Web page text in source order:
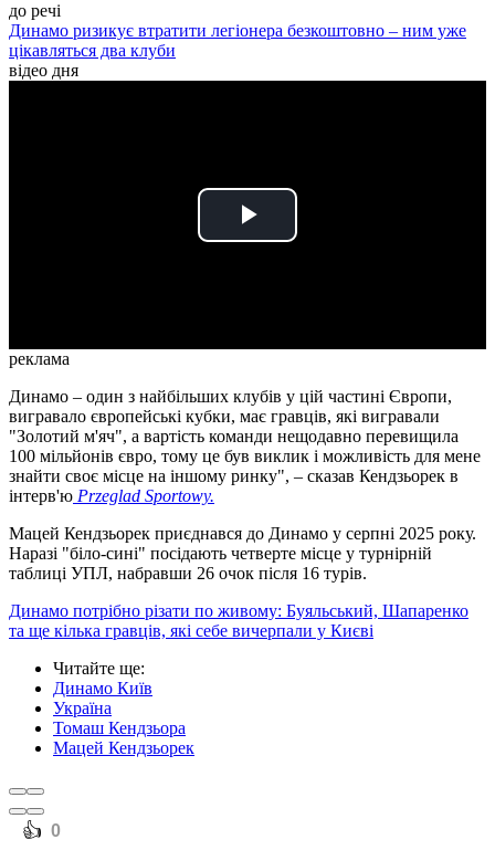
до речі
Динамо ризикує втратити легіонера безкоштовно – ним уже
цікавляться два клуби
відео дня
Play
реклама
Динамо – один з найбільших клубів у цій частині Європи,
вигравало європейські кубки, має гравців, які вигравали
"Золотий м'яч", а вартість команди нещодавно перевищила
100 мільйонів євро, тому це був виклик і можливість для мене
знайти своє місце на іншому ринку", – сказав Кендзьорек в
інтерв'ю Рrzeglad Sportowy.
Мацей Кендзьорек приєднався до Динамо у серпні 2025 року.
Наразі "біло-сині" посідають четверте місце у турнірній
таблиці УПЛ, набравши 26 очок після 16 турів.
Динамо потрібно різати по живому: Буяльський, Шапаренко
та ще кілька гравців, які себе вичерпали у Києві
Читайте ще:
Динамо Київ
Україна
Томаш Кендзьора
Мацей Кендзьорек
️👍 0